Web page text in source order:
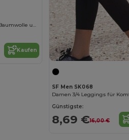
Short aus regenerierter Baumwolle und recyceltem Polyester
Kaufen
SF Men SK068
Günstigste:
8,69 €16,00 €